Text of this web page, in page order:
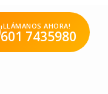
¡LLÁMANOS AHORA!
601 7435980